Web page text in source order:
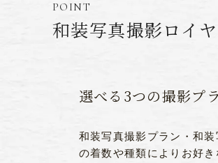
POINT
和装写真撮影ロイ
選べる3つの撮影プ
和装写真撮影プラン・和
の着数や種類によりお好